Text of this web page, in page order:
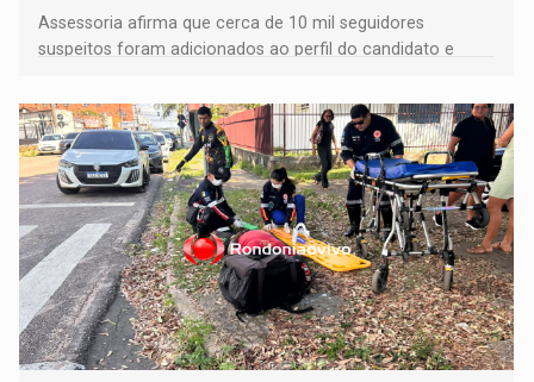
Assessoria afirma que cerca de 10 mil seguidores
suspeitos foram adicionados ao perfil do candidato e
remover as contas